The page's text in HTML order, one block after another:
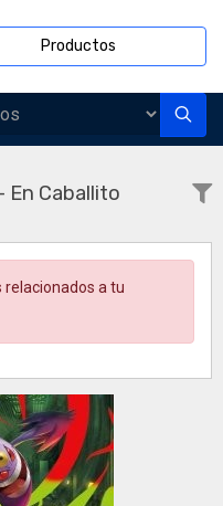
Productos
En Caballito
relacionados a tu